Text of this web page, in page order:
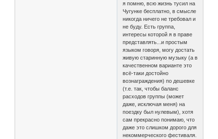
я помню, всю жизнь тусил на
Чугунке бесплатно, в смысле
никогда ничего не требовал и
не буду. Есть группа,
интересы которой я в праве
представлять...и простым
языком говоря, могу достать
живую старинную музыку (а в
качественном варианте это
всё-таки достойно
вознаграждения) по дешевке
(т.е. так, чтобы баланс
расходов группы (может
даже, исключая меня) на
поездку был нулевым), хотя
сам прекрасно понимаю, что
даже это слишком дорого для
некоммерческого фестиваля.